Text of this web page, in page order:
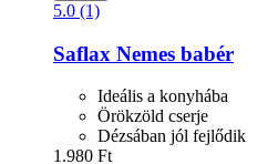
5.0 (1)
Saflax Nemes babér
Ideális a konyhába
Örökzöld cserje
Dézsában jól fejlődik
1.980 Ft